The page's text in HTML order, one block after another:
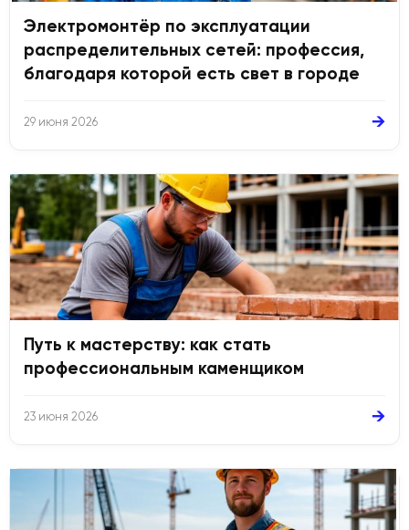
Электромонтёр по эксплуатации
распределительных сетей: профессия,
благодаря которой есть свет в городе
29 июня 2026 →
Путь к мастерству: как стать
профессиональным каменщиком
23 июня 2026 →